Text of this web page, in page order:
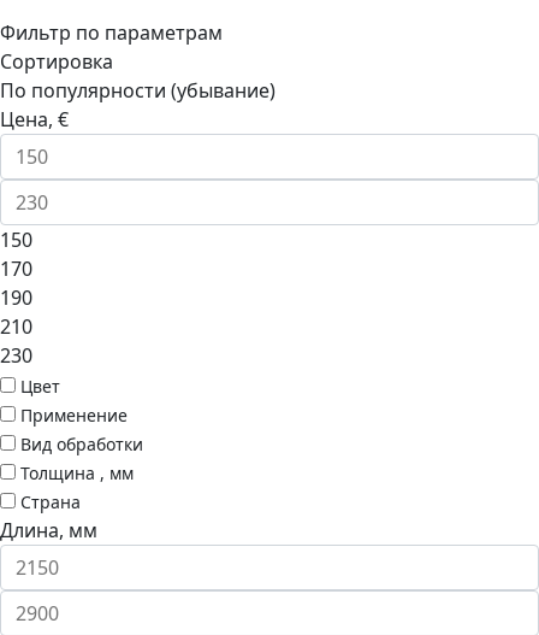
Фильтр по параметрам
Сортировка
По популярности (убывание)
Цена, €
150
170
190
210
230
Цвет
Применение
Вид обработки
Толщина , мм
Страна
Длина, мм